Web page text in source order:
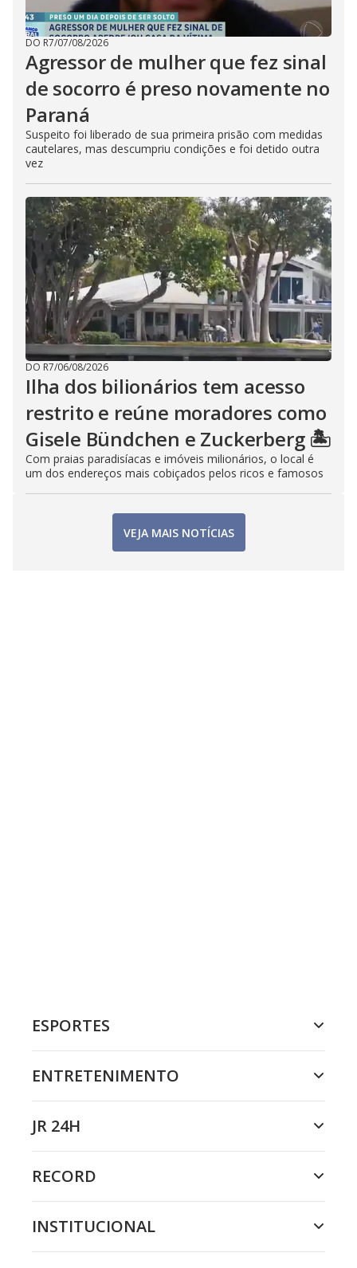
DO R7/07/08/2026
Agressor de mulher que fez sinal
de socorro é preso novamente no
Paraná
Suspeito foi liberado de sua primeira prisão com medidas
cautelares, mas descumpriu condições e foi detido outra
vez
DO R7/06/08/2026
Ilha dos bilionários tem acesso
restrito e reúne moradores como
Gisele Bündchen e Zuckerberg 🏝️
Com praias paradisíacas e imóveis milionários, o local é
um dos endereços mais cobiçados pelos ricos e famosos
VEJA MAIS NOTÍCIAS
ESPORTES
ENTRETENIMENTO
JR 24H
RECORD
INSTITUCIONAL